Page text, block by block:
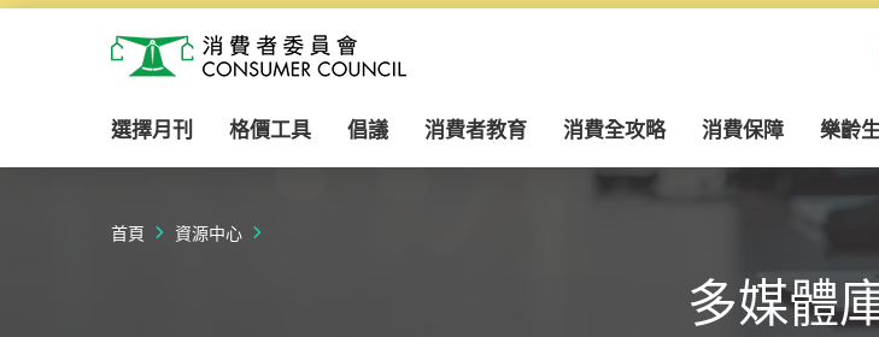
消費者委員會
選擇月刊 格價工具 倡議 消費者教育 消費全攻略 消費保障 樂齡
首頁 資源中心
多媒體